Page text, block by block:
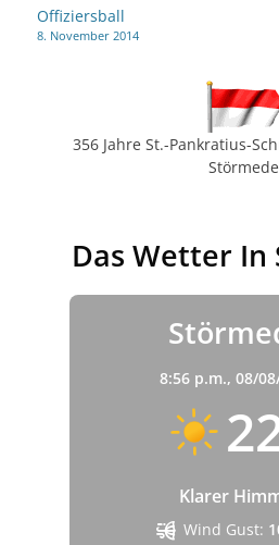
Beitragsnavigation
Offiziersball
8. November 2014
356 Jahre St.-Pankratius-
Störmede
Das Wetter In
8:56 p.m., 08/
Klarer
Wind Gust: